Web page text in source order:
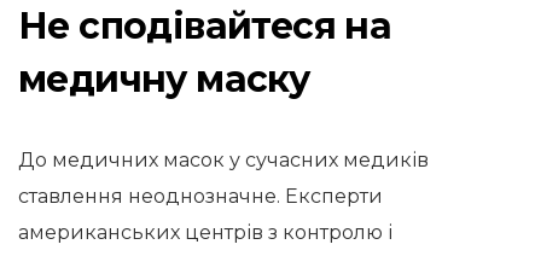
Не сподівайтеся на
медичну маску
До медичних масок у сучасних медиків
ставлення неоднозначне. Експерти
американських центрів з контролю і